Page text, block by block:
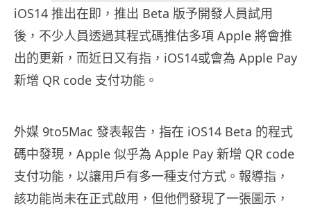
iOS14 推出在即，推出 Beta 版予開發人員試用
後，不少人員透過其程式碼推估多項 Apple 將會推
出的更新，而近日又有指，iOS14或會為 Apple Pay
新增 QR code 支付功能。
外媒 9to5Mac 發表報告，指在 iOS14 Beta 的程式
碼中發現，Apple 似乎為 Apple Pay 新增 QR code
支付功能，以讓用戶有多一種支付方式。報導指，
該功能尚未在正式啟用，但他們發現了一張圖示，